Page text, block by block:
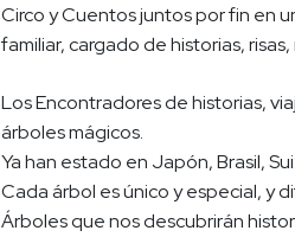
Circo y Cuentos juntos por fin en
familiar, cargado de historias,
Los Encontradores de historias,
árboles mágicos.
Ya han estado en Japón, Brasil,
Cada árbol es único y especial, y
Árboles que nos descubrirán